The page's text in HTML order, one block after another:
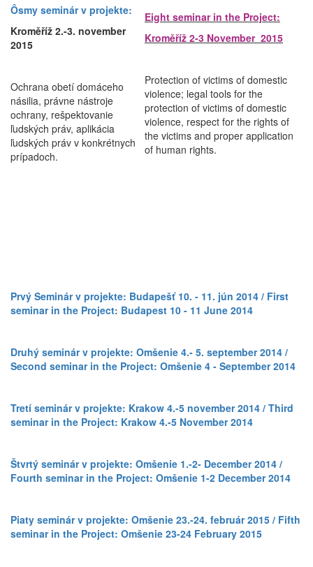
Ôsmy seminár v projekte:
Kroměříž 2.-3. november
2015
Ochrana obetí domáceho
násilia, právne nástroje
ochrany, rešpektovanie
ľudských práv, aplikácia
ľudských práv v konkrétnych
prípadoch.
Eight seminar in the Project:
Kroměříž 2-3 November 2015
Protection of victims of domestic
violence; legal tools for the
protection of victims of domestic
violence, respect for the rights of
the victims and proper application
of human rights.
Prvý Seminár v projekte: Budapešť 10. - 11. jún 2014 / First
seminar in the Project: Budapest 10 - 11 June 2014
Druhý seminár v projekte: Omšenie 4.- 5. september 2014 /
Second seminar in the Project: Omšenie 4 - September 2014
Tretí seminár v projekte: Krakow 4.-5 november 2014 / Third
seminar in the Project: Krakow 4.-5 November 2014
Štvrtý seminár v projekte: Omšenie 1.-2- December 2014 /
Fourth seminar in the Project: Omšenie 1-2 December 2014
Piaty seminár v projekte: Omšenie 23.-24. február 2015 / Fifth
seminar in the Project: Omšenie 23-24 February 2015